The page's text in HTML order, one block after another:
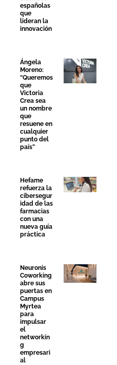
españolas
que
lideran la
innovación
Ángela
Moreno:
“Queremos
que
Victoria
Crea sea
un nombre
que
resuene en
cualquier
punto del
país”
Hefame
refuerza la
cibersegur
idad de las
farmacias
con una
nueva guía
práctica
Neuronis
Coworking
abre sus
puertas en
Campus
Myrtea
para
impulsar
el
networkin
g
empresari
al